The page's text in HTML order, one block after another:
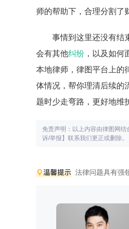
师的帮助下，合理分割了
事情到这里还没有结
会有其他纠纷 ，以及如
本地律师，律图平台上的
体情况，帮你理清后续的
题时少走弯路，更好地维
免责声明：以上内容由律图网
诉/举报】联系我们更正或删除。
法律问题具有强